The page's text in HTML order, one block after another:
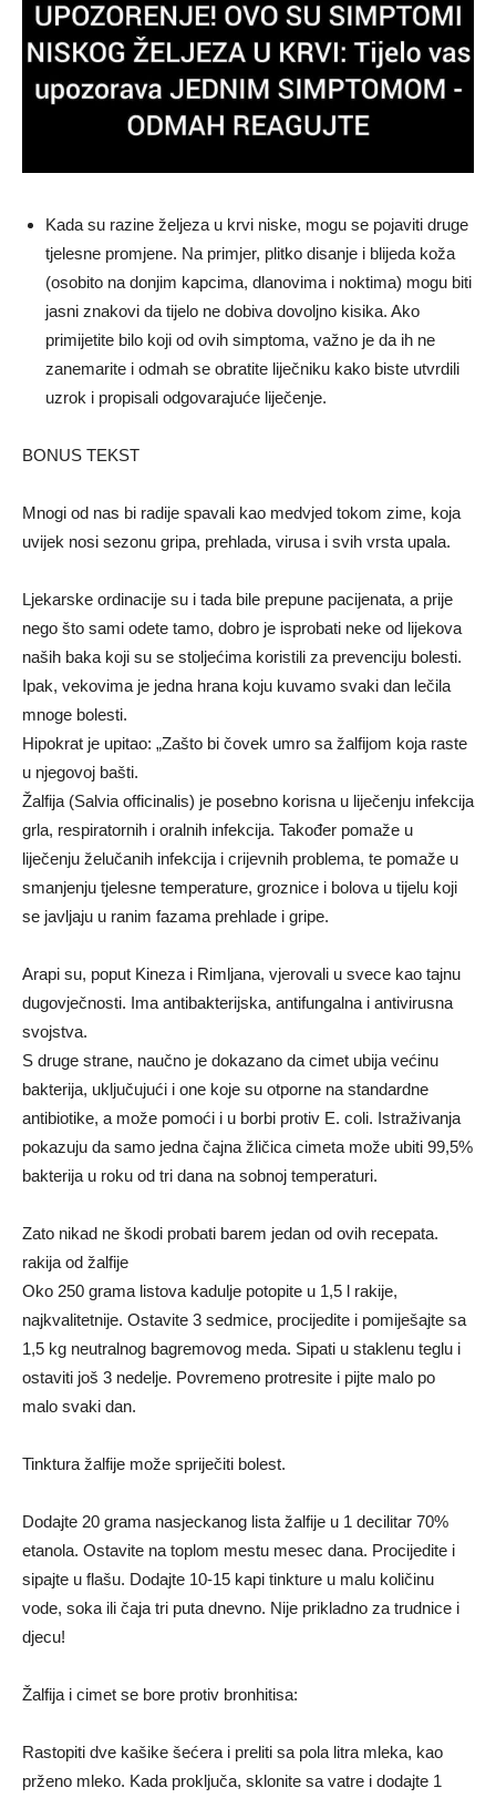
Kada su razine željeza u krvi niske, mogu se pojaviti druge
tjelesne promjene. Na primjer, plitko disanje i blijeda koža
(osobito na donjim kapcima, dlanovima i noktima) mogu biti
jasni znakovi da tijelo ne dobiva dovoljno kisika. Ako
primijetite bilo koji od ovih simptoma, važno je da ih ne
zanemarite i odmah se obratite liječniku kako biste utvrdili
uzrok i propisali odgovarajuće liječenje.
BONUS TEKST
Mnogi od nas bi radije spavali kao medvjed tokom zime, koja
uvijek nosi sezonu gripa, prehlada, virusa i svih vrsta upala.
Ljekarske ordinacije su i tada bile prepune pacijenata, a prije
nego što sami odete tamo, dobro je isprobati neke od lijekova
naših baka koji su se stoljećima koristili za prevenciju bolesti.
Ipak, vekovima je jedna hrana koju kuvamo svaki dan lečila
mnoge bolesti.
Hipokrat je upitao: „Zašto bi čovek umro sa žalfijom koja raste
u njegovoj bašti.
Žalfija (Salvia officinalis) je posebno korisna u liječenju infekcija
grla, respiratornih i oralnih infekcija. Također pomaže u
liječenju želučanih infekcija i crijevnih problema, te pomaže u
smanjenju tjelesne temperature, groznice i bolova u tijelu koji
se javljaju u ranim fazama prehlade i gripe.
Arapi su, poput Kineza i Rimljana, vjerovali u svece kao tajnu
dugovječnosti. Ima antibakterijska, antifungalna i antivirusna
svojstva.
S druge strane, naučno je dokazano da cimet ubija većinu
bakterija, uključujući i one koje su otporne na standardne
antibiotike, a može pomoći i u borbi protiv E. coli. Istraživanja
pokazuju da samo jedna čajna žličica cimeta može ubiti 99,5%
bakterija u roku od tri dana na sobnoj temperaturi.
Zato nikad ne škodi probati barem jedan od ovih recepata.
rakija od žalfije
Oko 250 grama listova kadulje potopite u 1,5 l rakije,
najkvalitetnije. Ostavite 3 sedmice, procijedite i pomiješajte sa
1,5 kg neutralnog bagremovog meda. Sipati u staklenu teglu i
ostaviti još 3 nedelje. Povremeno protresite i pijte malo po
malo svaki dan.
Tinktura žalfije može spriječiti bolest.
Dodajte 20 grama nasjeckanog lista žalfije u 1 decilitar 70%
etanola. Ostavite na toplom mestu mesec dana. Procijedite i
sipajte u flašu. Dodajte 10-15 kapi tinkture u malu količinu
vode, soka ili čaja tri puta dnevno. Nije prikladno za trudnice i
djecu!
Žalfija i cimet se bore protiv bronhitisa:
Rastopiti dve kašike šećera i preliti sa pola litra mleka, kao
prženo mleko. Kada proključa, sklonite sa vatre i dodajte 1